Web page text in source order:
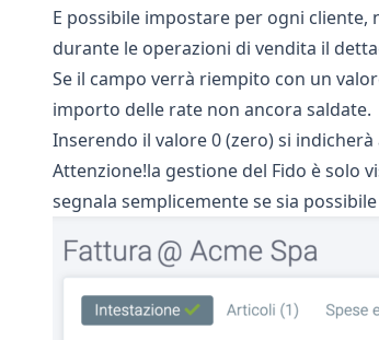
E possibile impostare per ogni cliente,
durante le operazioni di vendita il
Se il campo verrà riempito con un
importo delle rate non ancora saldate.
Inserendo il valore 0 (zero) si
Attenzione!la gestione del Fido è solo
segnala semplicemente se sia